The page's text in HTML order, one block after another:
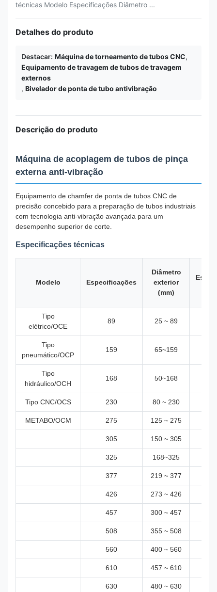
técnicas Modelo Especificações Diâmetro ...
Detalhes do produto
Destacar: Máquina de torneamento de tubos CNC,
Equipamento de travagem de tubos de travagem
externos
, Bivelador de ponta de tubo antivibração
Descrição do produto
Máquina de acoplagem de tubos de pinça
externa anti-vibração
Equipamento de chamfer de ponta de tubos CNC de
precisão concebido para a preparação de tubos industriais
com tecnologia anti-vibração avançada para um
desempenho superior de corte.
Especificações técnicas
Modelo Especificações
Diâmetro
exterior
(mm)
Tipo
elétrico/OCE
89 25 ~ 89
Tipo
pneumático/OCP
159 65~159
Tipo
hidráulico/OCH
168 50~168
Tipo CNC/OCS 230 80 ~ 230
METABO/OCM 275 125 ~ 275
305 150 ~ 305
325 168~325
377 219 ~ 377
426 273 ~ 426
457 300 ~ 457
508 355 ~ 508
560 400 ~ 560
610 457 ~ 610
630 480 ~ 630